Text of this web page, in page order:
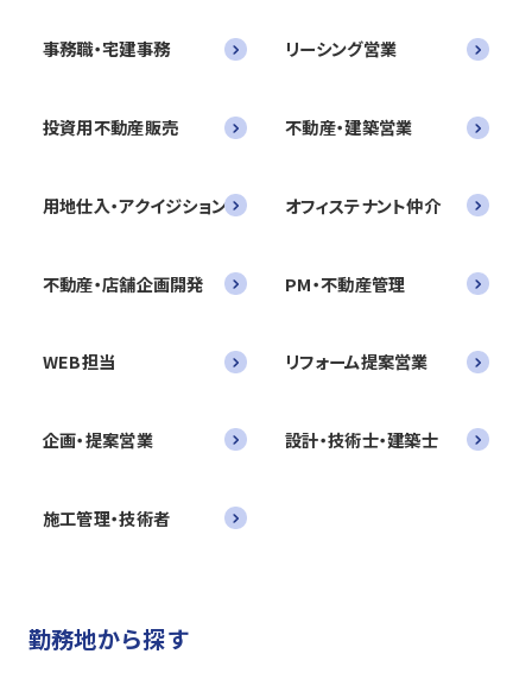
事務職・宅建事務 リーシング営業
投資用不動産販売 不動産・建築営業
用地仕入・アクイジション オフィステナント仲介
不動産・店舗企画開発 PM・不動産管理
WEB担当 リフォーム提案営業
企画・提案営業 設計・技術士・建築士
施工管理・技術者
勤務地から探す